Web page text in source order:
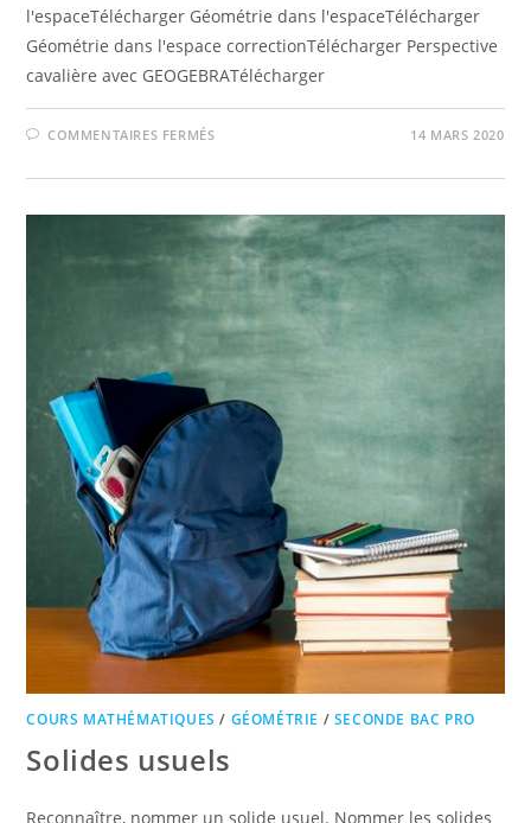
l'espaceTélécharger Géométrie dans l'espaceTélécharger
Géométrie dans l'espace correctionTélécharger Perspective
cavalière avec GEOGEBRATélécharger
COMMENTAIRES FERMÉSSUR
L’ESPACE
DANS
LE
PLAN
14 MARS 2020
COURS MATHÉMATIQUES / GÉOMÉTRIE / SECONDE BAC PRO
Solides usuels
Reconnaître, nommer un solide usuel. Nommer les solides